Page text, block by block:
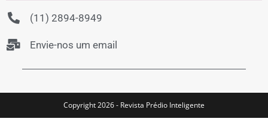
(11) 2894-8949
Envie-nos um email
Copyright 2026 - Revista Prédio Inteligente